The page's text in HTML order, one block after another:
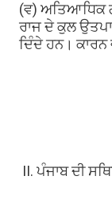
(ਵ) ਅਤਿਆਧਿਕ
ਰਾਜ ਦੇ ਕੁਲ
ਦਿੰਦੇ ਹਨ। ਕਾਰਨ
II. ਪੰਜਾਬ ਦੀ